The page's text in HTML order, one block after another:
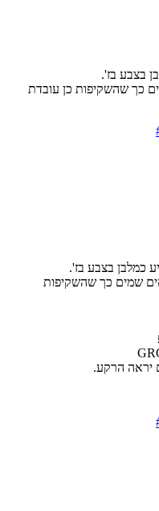
בז'.
שהשקיפות כן עובדת
בצבע בז'.
כך שהשקיפות